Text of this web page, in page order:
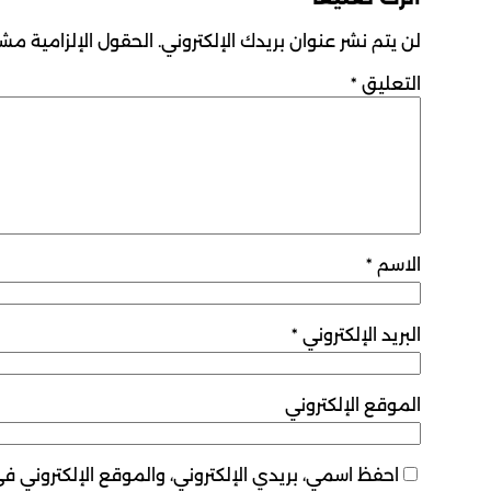
لن يتم نشر عنوان بريدك الإلكتروني. الحقول الإلزامية
التعليق *
الاسم *
البريد الإلكتروني *
الموقع الإلكتروني
احفظ اسمي، بريدي الإلكتروني، والموقع